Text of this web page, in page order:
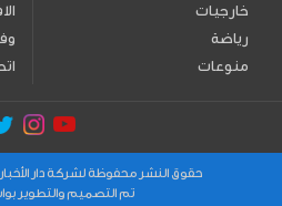
خارجيات
رياضة
منوعات
حقوق النشر محفوظة لشركة دار
تم التصميم والتطوير